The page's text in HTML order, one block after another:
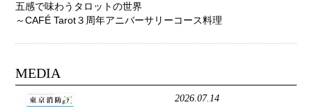
五感で味わうタロットの世界
～CAFÉ Tarot３周年アニバーサリーコース料理
MEDIA
2026.07.14